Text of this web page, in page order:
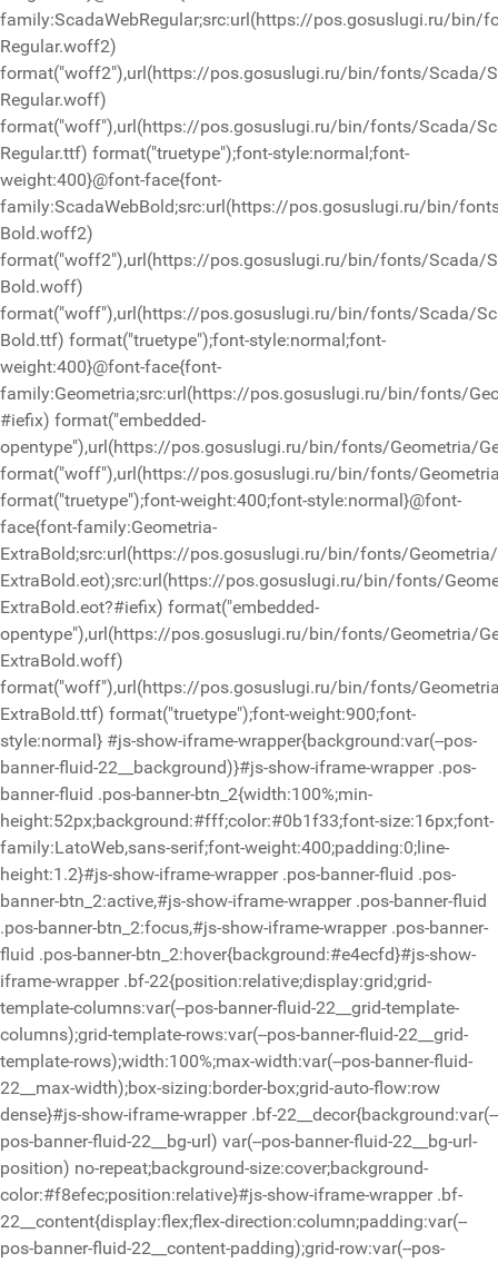
family:ScadaWebRegular;src:url(https://pos.gosuslugi.ru/bin/
Regular.woff2)
format("woff2"),url(https://pos.gosuslugi.ru/bin/fonts/Scada/
Regular.woff)
format("woff"),url(https://pos.gosuslugi.ru/bin/fonts/Scada/
Regular.ttf) format("truetype");font-style:normal;font-
weight:400}@font-face{font-
family:ScadaWebBold;src:url(https://pos.gosuslugi.ru/bin/
Bold.woff2)
format("woff2"),url(https://pos.gosuslugi.ru/bin/fonts/Scada/
Bold.woff)
format("woff"),url(https://pos.gosuslugi.ru/bin/fonts/Scada/
Bold.ttf) format("truetype");font-style:normal;font-
weight:400}@font-face{font-
family:Geometria;src:url(https://pos.gosuslugi.ru/bin/fonts/
#iefix) format("embedded-
opentype"),url(https://pos.gosuslugi.ru/bin/fonts/Geometria/
format("woff"),url(https://pos.gosuslugi.ru/bin/fonts/
format("truetype");font-weight:400;font-style:normal}@font-
face{font-family:Geometria-
ExtraBold;src:url(https://pos.gosuslugi.ru/bin/fonts/
ExtraBold.eot);src:url(https://pos.gosuslugi.ru/bin/fonts/
ExtraBold.eot?#iefix) format("embedded-
opentype"),url(https://pos.gosuslugi.ru/bin/fonts/Geometria/
ExtraBold.woff)
format("woff"),url(https://pos.gosuslugi.ru/bin/fonts/
ExtraBold.ttf) format("truetype");font-weight:900;font-
style:normal} #js-show-iframe-wrapper{background:var(--pos-
banner-fluid-22__background)}#js-show-iframe-wrapper .pos-
banner-fluid .pos-banner-btn_2{width:100%;min-
height:52px;background:#fff;color:#0b1f33;font-size:16px;font-
family:LatoWeb,sans-serif;font-weight:400;padding:0;line-
height:1.2}#js-show-iframe-wrapper .pos-banner-fluid .pos-
banner-btn_2:active,#js-show-iframe-wrapper .pos-banner-fluid
.pos-banner-btn_2:focus,#js-show-iframe-wrapper .pos-banner-
fluid .pos-banner-btn_2:hover{background:#e4ecfd}#js-show-
iframe-wrapper .bf-22{position:relative;display:grid;grid-
template-columns:var(--pos-banner-fluid-22__grid-template-
columns);grid-template-rows:var(--pos-banner-fluid-22__grid-
template-rows);width:100%;max-width:var(--pos-banner-fluid-
22__max-width);box-sizing:border-box;grid-auto-flow:row
dense}#js-show-iframe-wrapper .bf-22__decor{background:var(--
pos-banner-fluid-22__bg-url) var(--pos-banner-fluid-22__bg-url-
position) no-repeat;background-size:cover;background-
color:#f8efec;position:relative}#js-show-iframe-wrapper .bf-
22__content{display:flex;flex-direction:column;padding:var(--
pos-banner-fluid-22__content-padding);grid-row:var(--pos-